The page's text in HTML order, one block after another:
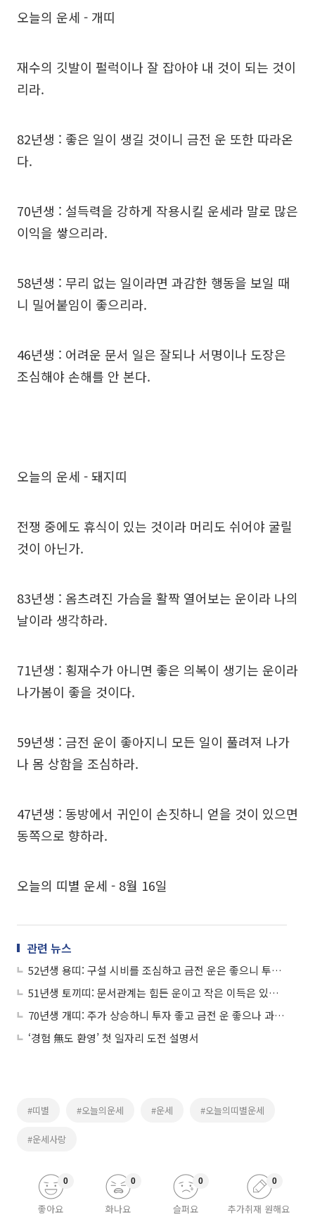
오늘의 운세 - 개띠
재수의 깃발이 펄럭이나 잘 잡아야 내 것이 되는 것이
리라.
82년생 : 좋은 일이 생길 것이니 금전 운 또한 따라온
다.
70년생 : 설득력을 강하게 작용시킬 운세라 말로 많은
이익을 쌓으리라.
58년생 : 무리 없는 일이라면 과감한 행동을 보일 때
니 밀어붙임이 좋으리라.
46년생 : 어려운 문서 일은 잘되나 서명이나 도장은
조심해야 손해를 안 본다.
오늘의 운세 - 돼지띠
전쟁 중에도 휴식이 있는 것이라 머리도 쉬어야 굴릴
것이 아닌가.
83년생 : 옴츠려진 가슴을 활짝 열어보는 운이라 나의
날이라 생각하라.
71년생 : 횡재수가 아니면 좋은 의복이 생기는 운이라
나가봄이 좋을 것이다.
59년생 : 금전 운이 좋아지니 모든 일이 풀려져 나가
나 몸 상함을 조심하라.
47년생 : 동방에서 귀인이 손짓하니 얻을 것이 있으면
동쪽으로 향하라.
오늘의 띠별 운세 - 8월 16일
관련 뉴스
52년생 용띠: 구설 시비를 조심하고 금전 운은 좋으니 투자도 가능하다
51년생 토끼띠: 문서관계는 힘든 운이고 작은 이득은 있으나 주식투자는 삼가라
70년생 개띠: 주가 상승하니 투자 좋고 금전 운 좋으나 과신은 길운을 망친다
‘경험 無도 환영’ 첫 일자리 도전 설명서
#띠별 #오늘의운세 #운세 #오늘의띠별운세
#운세사랑
좋아요
0
화나요
0
슬퍼요
0
추가취재 원해요
0